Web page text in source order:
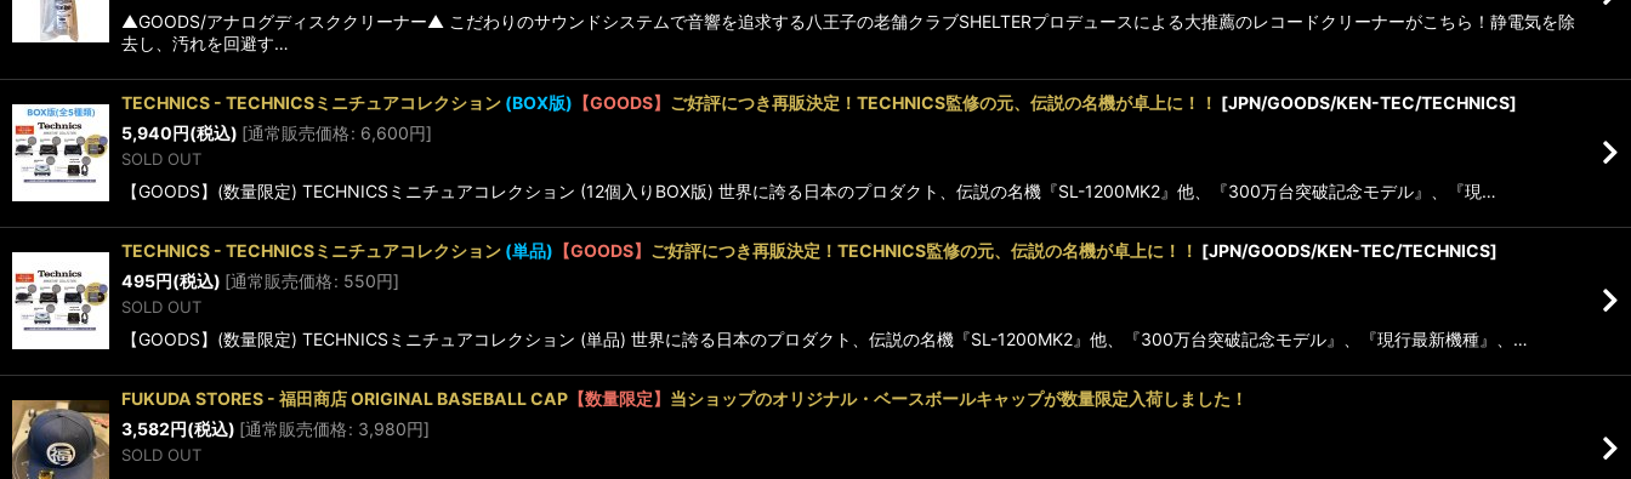
▲GOODS/アナログディスククリーナー▲ こだわりのサウンドシステムで音響を追求する八王子の老舗クラブSHELTERプロデュースによる大推薦のレコードクリーナーがこちら！静電気を除
去し、汚れを回避す…
TECHNICS - TECHNICSミニチュアコレクション (BOX版) 【GOODS】 ご好評につき再販決定！TECHNICS監修の元、伝説の名機が卓上に！！ [JPN/GOODS/KEN-TEC/TECHNICS]
5,940円(税込) [通常販売価格: 6,600円]
SOLD OUT
【GOODS】(数量限定) TECHNICSミニチュアコレクション (12個入りBOX版) 世界に誇る日本のプロダクト、伝説の名機『SL-1200MK2』他、『300万台突破記念モデル』、『現…
TECHNICS - TECHNICSミニチュアコレクション (単品) 【GOODS】 ご好評につき再販決定！TECHNICS監修の元、伝説の名機が卓上に！！ [JPN/GOODS/KEN-TEC/TECHNICS]
495円(税込) [通常販売価格: 550円]
SOLD OUT
【GOODS】(数量限定) TECHNICSミニチュアコレクション (単品) 世界に誇る日本のプロダクト、伝説の名機『SL-1200MK2』他、『300万台突破記念モデル』、『現行最新機種』、…
FUKUDA STORES - 福田商店 ORIGINAL BASEBALL CAP 【数量限定】 当ショップのオリジナル・ベースボールキャップが数量限定入荷しました！
3,582円(税込) [通常販売価格: 3,980円]
SOLD OUT